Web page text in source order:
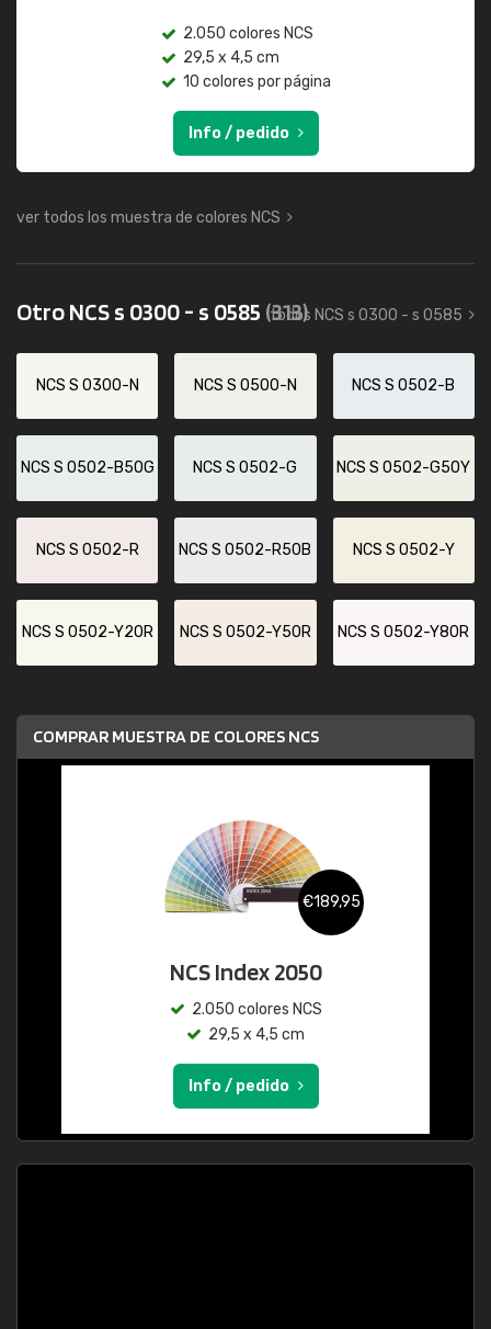
2.050 colores NCS
29,5 x 4,5 cm
10 colores por página
Info / pedido
ver todos los muestra de colores NCS
Otro NCS s 0300 - s 0585 (313)
todos NCS s 0300 - s 0585
NCS S 0300-N NCS S 0500-N NCS S 0502-B
NCS S 0502-B50G NCS S 0502-G NCS S 0502-G50Y
NCS S 0502-R NCS S 0502-R50B NCS S 0502-Y
NCS S 0502-Y20R NCS S 0502-Y50R NCS S 0502-Y80R
COMPRAR MUESTRA DE COLORES NCS
€189,95
NCS Index 2050
2.050 colores NCS
29,5 x 4,5 cm
Info / pedido